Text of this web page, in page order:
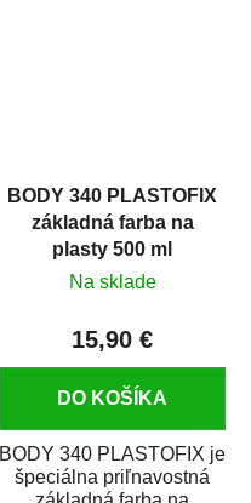
BODY 340 PLASTOFIX
základná farba na
plasty 500 ml
Na sklade
15,90 €
DO KOŠÍKA
BODY 340 PLASTOFIX je
špeciálna priľnavostná